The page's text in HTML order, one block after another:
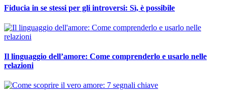
Fiducia in se stessi per gli introversi: Sì, è possibile
Il linguaggio dell’amore: Come comprenderlo e usarlo nelle
relazioni